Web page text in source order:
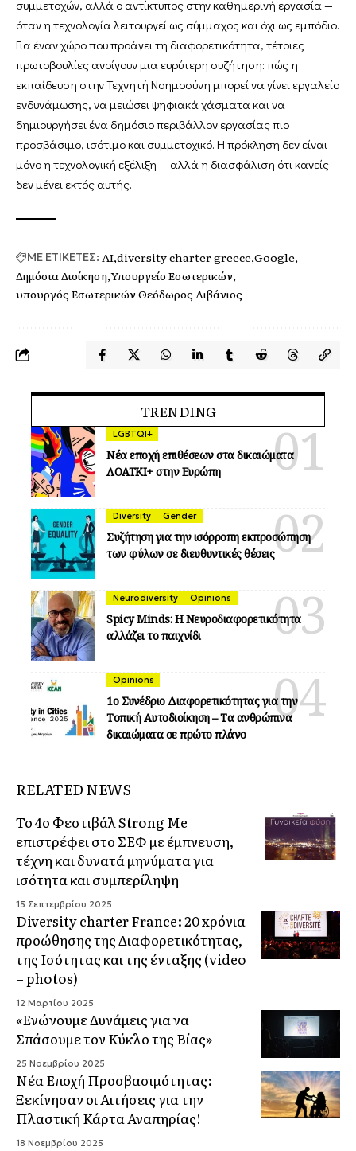
συμμετοχών, αλλά ο αντίκτυπος στην καθημερινή εργασία —
όταν η τεχνολογία λειτουργεί ως σύμμαχος και όχι ως εμπόδιο.
Για έναν χώρο που προάγει τη διαφορετικότητα, τέτοιες
πρωτοβουλίες ανοίγουν μια ευρύτερη συζήτηση: πώς η
εκπαίδευση στην Τεχνητή Νοημοσύνη μπορεί να γίνει εργαλείο
ενδυνάμωσης, να μειώσει ψηφιακά χάσματα και να
δημιουργήσει ένα δημόσιο περιβάλλον εργασίας πιο
προσβάσιμο, ισότιμο και συμμετοχικό. Η πρόκληση δεν είναι
μόνο η τεχνολογική εξέλιξη — αλλά η διασφάλιση ότι κανείς
δεν μένει εκτός αυτής.
ΜΕ ΕΤΙΚΕΤΕΣ: AI diversity charter greece Google
Δημόσια Διοίκηση Υπουργείο Εσωτερικών
υπουργός Εσωτερικών Θεόδωρος Λιβάνιος
TRENDING
LGBTQI+
Νέα εποχή επιθέσεων στα δικαιώματα
ΛΟΑΤΚΙ+ στην Ευρώπη
Diversity Gender
Συζήτηση για την ισόρροπη εκπροσώπηση
των φύλων σε διευθυντικές θέσεις
Neurodiversity Opinions
Spicy Minds: Η Νευροδιαφορετικότητα
αλλάζει το παιχνίδι
Opinions
1ο Συνέδριο Διαφορετικότητας για την
Τοπική Αυτοδιοίκηση – Τα ανθρώπινα
δικαιώματα σε πρώτο πλάνο
RELATED NEWS
Το 4ο Φεστιβάλ Strong Me
επιστρέφει στο ΣΕΦ με έμπνευση,
τέχνη και δυνατά μηνύματα για
ισότητα και συμπερίληψη
15 Σεπτεμβρίου 2025
Diversity charter France: 20 xρόνια
προώθησης της Διαφορετικότητας,
της Ισότητας και της ένταξης (video
– photos)
12 Μαρτίου 2025
«Ενώνουμε Δυνάμεις για να
Σπάσουμε τον Κύκλο της Βίας»
25 Νοεμβρίου 2025
Νέα Εποχή Προσβασιμότητας:
Ξεκίνησαν οι Αιτήσεις για την
Πλαστική Κάρτα Αναπηρίας!
18 Νοεμβρίου 2025